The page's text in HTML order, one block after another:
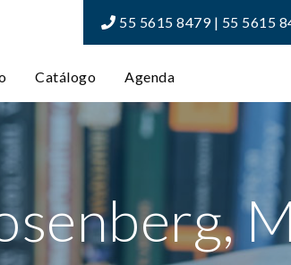
55 5615 8479 | 55 5615
Catálogo Agenda